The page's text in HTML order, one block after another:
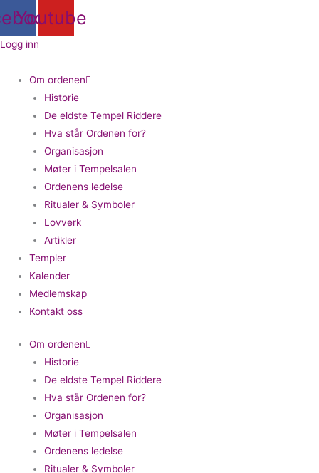
rett
til
Youtube
Logg inn
Om ordenen
Historie
De eldste Tempel Riddere
Hva står Ordenen for?
Organisasjon
Møter i Tempelsalen
Ordenens ledelse
Ritualer & Symboler
Lovverk
Artikler
Templer
Kalender
Medlemskap
Kontakt oss
Om ordenen
Historie
De eldste Tempel Riddere
Hva står Ordenen for?
Organisasjon
Møter i Tempelsalen
Ordenens ledelse
Ritualer & Symboler